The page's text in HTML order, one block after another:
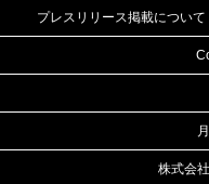
プレスリリース掲載について
株式会